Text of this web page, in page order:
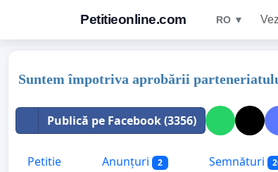
Petitieonline.com RO ▼
Suntem împotriva aprobării
Publică pe Facebook (3356)
Petitie Anunțuri 2 Semnături